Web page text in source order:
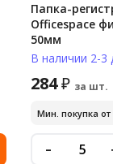
Папка-
Officespace
50мм
В наличии 2-3
284₽ за шт.
Мин. покупка от
-